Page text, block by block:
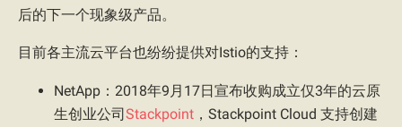
后的下一个现象级产品。
目前各主流云平台也纷纷提供对Istio的支持：
NetApp：2018年9月17日宣布收购成立仅3年的云原
生创业公司Stackpoint ，Stackpoint Cloud 支持创建